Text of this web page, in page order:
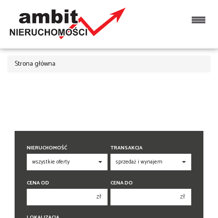
Strona główna
NIERUCHOMOŚĆ TRANSAKCJA
CENA OD
zł
CENA DO
zł